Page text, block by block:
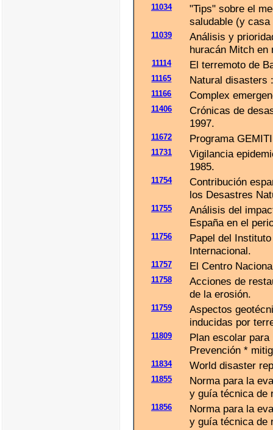
11034
"Tips" sobre el
saludable (y
11039
Análisis y
huracán Mitch en
11114 El terremoto de
11165 Natural disasters
11166 Complex
11406
Crónicas de
1997.
11672 Programa
11731
Vigilancia
1985.
11754
Contribución
los Desastres
11755
Análisis del
España en el
11756
Papel del
Internacional.
11757 El Centro
11758
Acciones de
de la erosión.
11759
Aspectos
inducidas por
11809
Plan escolar
Prevención *
11834 World disaster
11855
Norma para la
y guía técnica de
11856
Norma para la
y guía técnica de